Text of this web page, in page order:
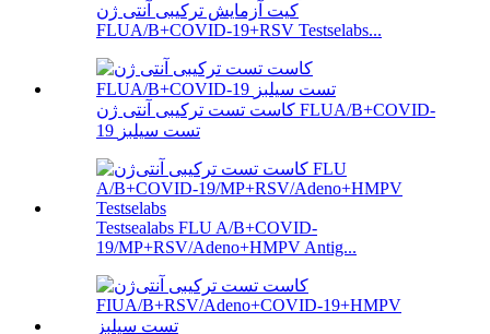
کیت آزمایش ترکیبی آنتی ژن
FLUA/B+COVID-19+RSV Testselabs...
کاست تست ترکیبی آنتی ژن FLUA/B+COVID-
19 تست سیلبز
Testsealabs FLU A/B+COVID-
19/MP+RSV/Adeno+HMPV Antig...